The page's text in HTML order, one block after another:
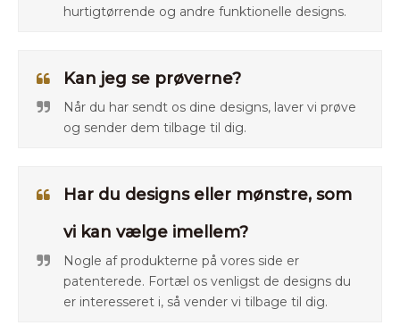
hurtigtørrende og andre funktionelle designs.
Kan jeg se prøverne?
Når du har sendt os dine designs, laver vi prøve
og sender dem tilbage til dig.
Har du designs eller mønstre, som
vi kan vælge imellem?
Nogle af produkterne på vores side er
patenterede. Fortæl os venligst de designs du
er interesseret i, så vender vi tilbage til dig.